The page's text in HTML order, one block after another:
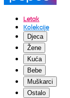
Letak
Kolekcije
Djeca
Žene
Kuća
Bebe
Muškarci
Ostalo